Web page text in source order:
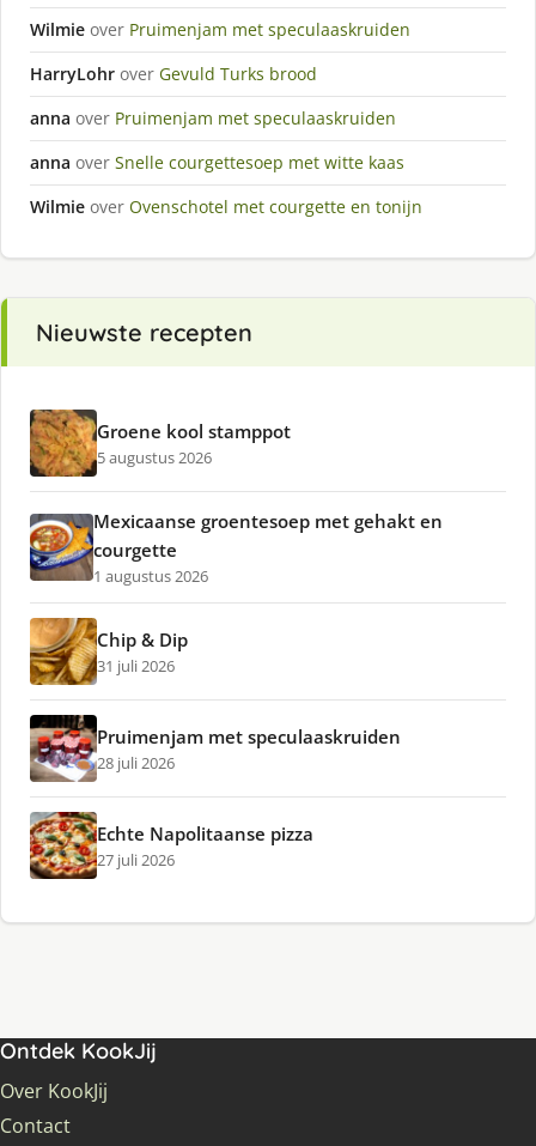
Wilmie over Pruimenjam met speculaaskruiden
HarryLohr over Gevuld Turks brood
anna over Pruimenjam met speculaaskruiden
anna over Snelle courgettesoep met witte kaas
Wilmie over Ovenschotel met courgette en tonijn
Nieuwste recepten
Groene kool stamppot
5 augustus 2026
Mexicaanse groentesoep met gehakt en
courgette
1 augustus 2026
Chip & Dip
31 juli 2026
Pruimenjam met speculaaskruiden
28 juli 2026
Echte Napolitaanse pizza
27 juli 2026
Ontdek KookJij
Over KookJij
Contact